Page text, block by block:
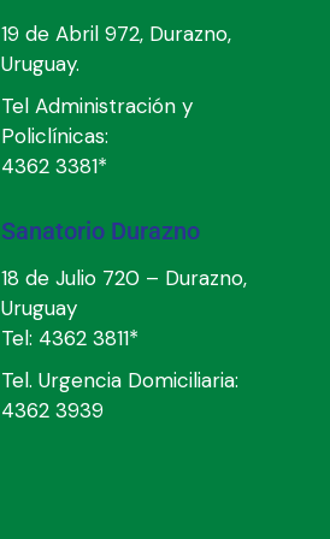
19 de Abril 972, Durazno,
Uruguay.
Tel Administración y
Policlínicas:
4362 3381*
Sanatorio Durazno
18 de Julio 720 – Durazno,
Uruguay
Tel: 4362 3811*
Tel. Urgencia Domiciliaria:
4362 3939